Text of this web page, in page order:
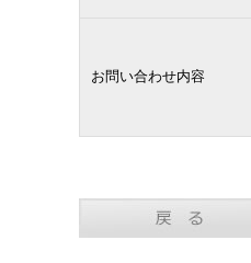
お問い合わせ内容